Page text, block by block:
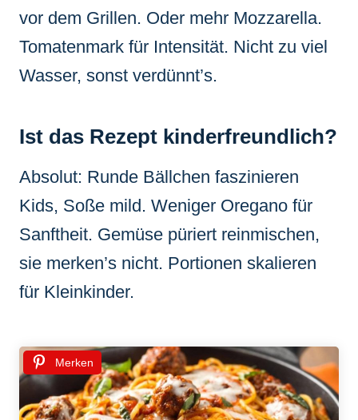
vor dem Grillen. Oder mehr Mozzarella.
Tomatenmark für Intensität. Nicht zu viel
Wasser, sonst verdünnt’s.
Ist das Rezept kinderfreundlich?
Absolut: Runde Bällchen faszinieren
Kids, Soße mild. Weniger Oregano für
Sanftheit. Gemüse püriert reinmischen,
sie merken’s nicht. Portionen skalieren
für Kleinkinder.
Merken